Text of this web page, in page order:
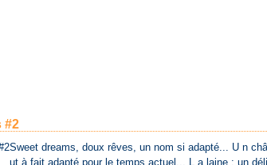
#2
Sweet dreams, doux rêves, un nom si adapté... U n
ut à fait adapté pour le temps actuel... L a laine : un